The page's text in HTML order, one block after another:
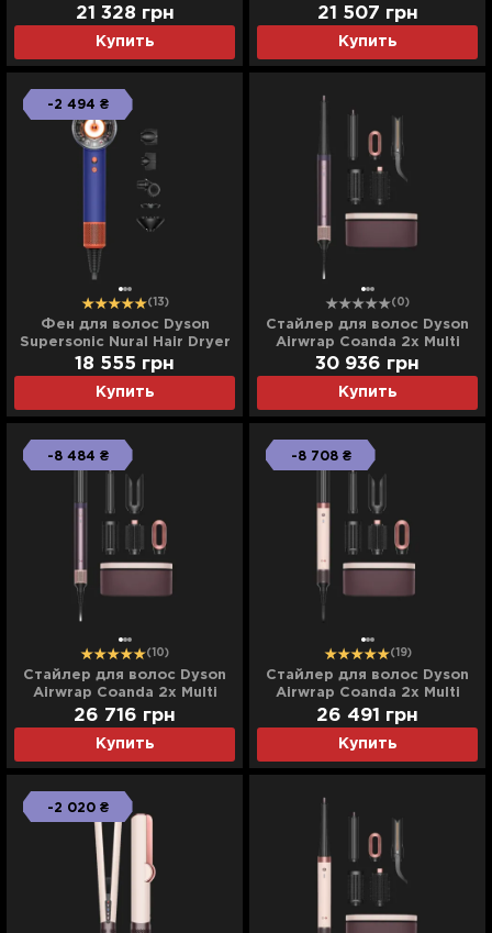
Airwrap i.d. (Red
Velvet/Gold)
Купить
21 328 грн
Airwrap i.d. HS08 (Ceramic
Pink/Rose Gold)
Купить
21 507 грн
-2 494 ₴
(13)
Фен для волос Dyson
Supersonic Nural Hair Dryer
(Vinca Blue/Topaz)
Купить
18 555 грн
(0)
Cтайлер для волос Dyson
Airwrap Coanda 2х Multi
Styler & Dryer (Jasper
Plum) (492490-01)
Купить
30 936 грн
-8 484 ₴
(10)
Стайлер для волос Dyson
Airwrap Coanda 2х Multi
Styler & Dryer (Jasper
Plum)
Купить
26 716 грн
-8 708 ₴
(19)
Стайлер для волос Dyson
Airwrap Coanda 2х Multi
Styler & Dryer (Ceramic
Pink/Rose Gold) (598771-
01)
Купить
26 491 грн
-2 020 ₴